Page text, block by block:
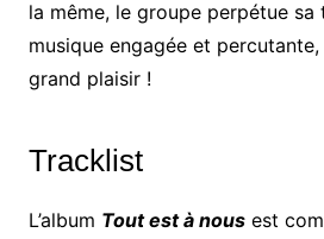
la même, le groupe perpétue
musique engagée et
grand plaisir !
Tracklist
L’album Tout est à nousest